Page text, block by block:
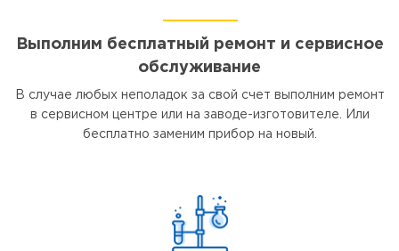
Выполним бесплатный ремонт и сервисное
обслуживание
В случае любых неполадок за свой счет выполним ремонт
в сервисном центре или на заводе-изготовителе. Или
бесплатно заменим прибор на новый.